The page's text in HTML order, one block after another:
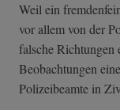
Weil ein
vor allem von der
falsche Richtungen
Beobachtungen
Polizeibeamte in